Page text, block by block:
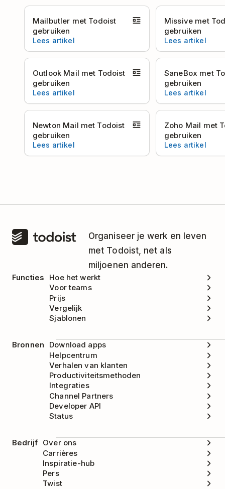
Mailbutler met Todoist
gebruiken
Lees artikel
Missive met
gebruiken
Lees artikel
Outlook Mail met Todoist
gebruiken
Lees artikel
SaneBox met
gebruiken
Lees artikel
Newton Mail met Todoist
gebruiken
Lees artikel
Zoho Mail met
gebruiken
Lees artikel
Organiseer je werk en leven
met Todoist, net als
miljoenen anderen.
Functies
Hoe het werkt
Voor teams
Prijs
Vergelijk
Sjablonen
Bronnen
Download apps
Helpcentrum
Verhalen van klanten
Productiviteitsmethoden
Integraties
Channel Partners
Developer API
Status
Bedrijf Over ons
Carrières
Inspiratie-hub
Pers
Twist